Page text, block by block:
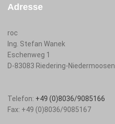
Adresse
roc
Ing. Stefan Wanek
Eschenweg 1
D-83083 Riedering-Niedermoosen
Telefon: +49 (0)8036/9085166
Fax: +49 (0)8036/9085167